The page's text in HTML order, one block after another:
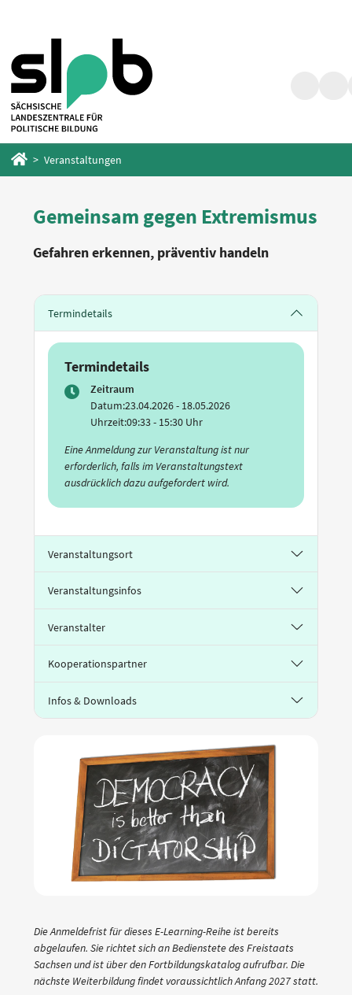
springen
springen
Startseite
Veranstaltungen
Gemeinsam gegen Extremismus
Gefahren erkennen, präventiv handeln
Termindetails
Termindetails
Zeitraum
Datum:23.04.2026 - 18.05.2026
Uhrzeit:09:33 - 15:30 Uhr
Eine Anmeldung zur Veranstaltung ist nur
erforderlich, falls im Veranstaltungstext
ausdrücklich dazu aufgefordert wird.
Veranstaltungsort
Veranstaltungsinfos
Veranstalter
Kooperationspartner
Infos & Downloads
Die Anmeldefrist für dieses E-Learning-Reihe ist bereits
abgelaufen. Sie richtet sich an Bedienstete des Freistaats
Sachsen und ist über den Fortbildungskatalog aufrufbar. Die
nächste Weiterbildung findet voraussichtlich Anfang 2027 statt.